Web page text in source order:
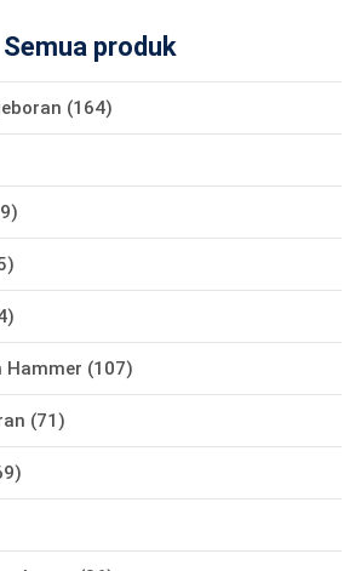
Semua produk
(164)
Hammer (107)
(71)